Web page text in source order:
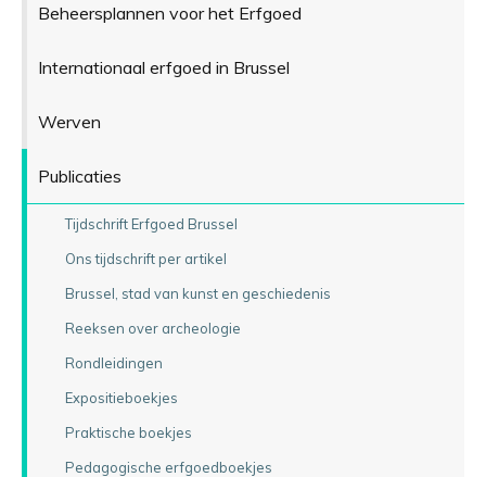
Beheersplannen voor het Erfgoed
Internationaal erfgoed in Brussel
Werven
Publicaties
Tijdschrift Erfgoed Brussel
Ons tijdschrift per artikel
Brussel, stad van kunst en geschiedenis
Reeksen over archeologie
Rondleidingen
Expositieboekjes
Praktische boekjes
Pedagogische erfgoedboekjes